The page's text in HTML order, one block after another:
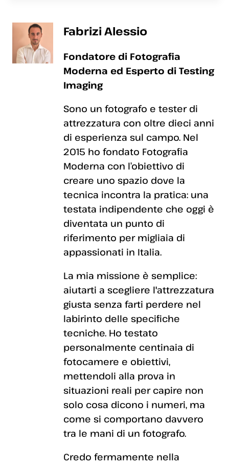
Fabrizi Alessio
Fondatore di Fotografia
Moderna ed Esperto di Testing
Imaging
Sono un fotografo e tester di
attrezzatura con oltre dieci anni
di esperienza sul campo. Nel
2015 ho fondato Fotografia
Moderna con l’obiettivo di
creare uno spazio dove la
tecnica incontra la pratica: una
testata indipendente che oggi è
diventata un punto di
riferimento per migliaia di
appassionati in Italia.
La mia missione è semplice:
aiutarti a scegliere l'attrezzatura
giusta senza farti perdere nel
labirinto delle specifiche
tecniche. Ho testato
personalmente centinaia di
fotocamere e obiettivi,
mettendoli alla prova in
situazioni reali per capire non
solo cosa dicono i numeri, ma
come si comportano davvero
tra le mani di un fotografo.
Credo fermamente nella